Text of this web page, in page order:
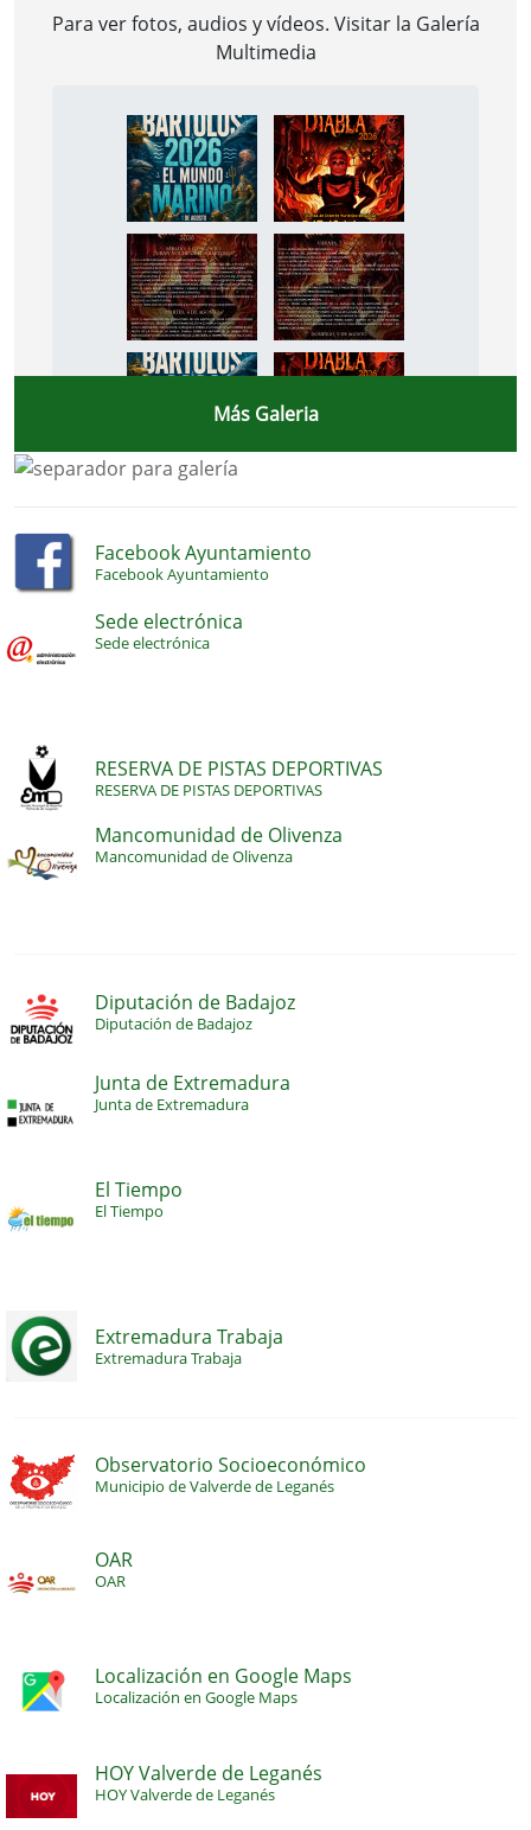
Para ver fotos, audios y vídeos. Visitar la Galería
Multimedia
Más Galeria
Facebook Ayuntamiento
Facebook Ayuntamiento
Sede electrónica
Sede electrónica
RESERVA DE PISTAS DEPORTIVAS
RESERVA DE PISTAS DEPORTIVAS
Mancomunidad de Olivenza
Mancomunidad de Olivenza
Diputación de Badajoz
Diputación de Badajoz
Junta de Extremadura
Junta de Extremadura
El Tiempo
El Tiempo
Extremadura Trabaja
Extremadura Trabaja
Observatorio Socioeconómico
Municipio de Valverde de Leganés
OAR
OAR
Localización en Google Maps
Localización en Google Maps
HOY Valverde de Leganés
HOY Valverde de Leganés